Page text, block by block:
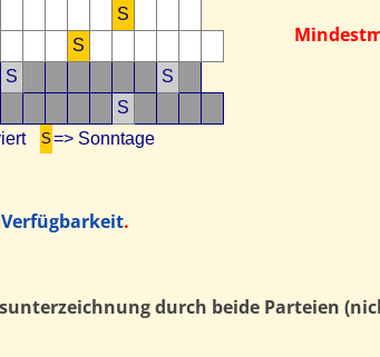
S
S
S
S
S
S => Sonntage
Verfügbarkeit.
durch beide Parteien